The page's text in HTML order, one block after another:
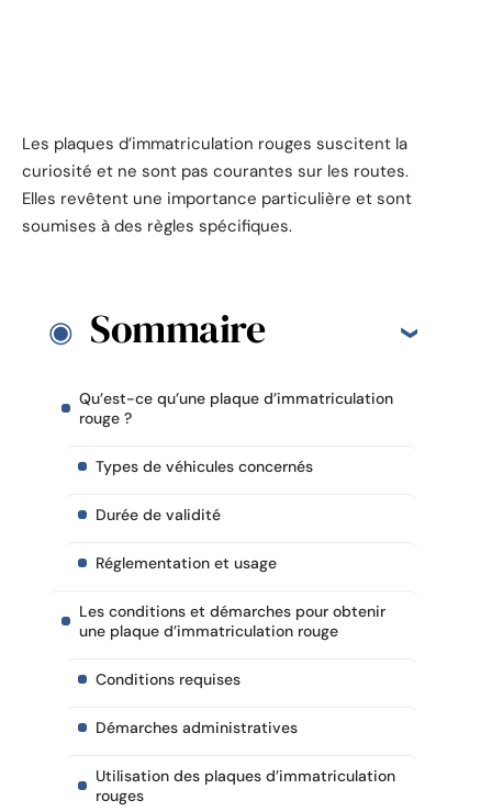
Les plaques d’immatriculation rouges suscitent la
curiosité et ne sont pas courantes sur les routes.
Elles revêtent une importance particulière et sont
soumises à des règles spécifiques.
Sommaire
Qu’est-ce qu’une plaque d’immatriculation
rouge ?
Types de véhicules concernés
Durée de validité
Réglementation et usage
Les conditions et démarches pour obtenir
une plaque d’immatriculation rouge
Conditions requises
Démarches administratives
Utilisation des plaques d’immatriculation
rouges